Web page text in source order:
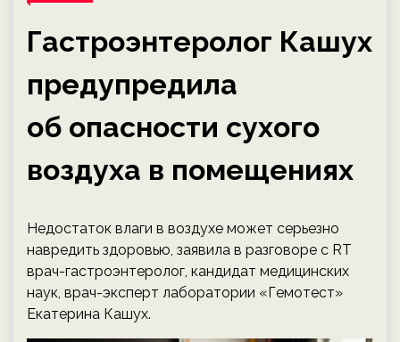
Гастроэнтеролог Кашух
предупредила
об опасности сухого
воздуха в помещениях
Недостаток влаги в воздухе может серьезно
навредить здоровью, заявила в разговоре с RT
врач-гастроэнтеролог, кандидат медицинских
наук, врач-эксперт лаборатории «Гемотест»
Екатерина Кашух.